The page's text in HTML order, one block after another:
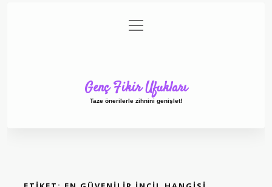
Gizlilik Politikası
menüyü
aç
Genç Fikir Ufukları
Taze önerilerle zihnini genişlet!